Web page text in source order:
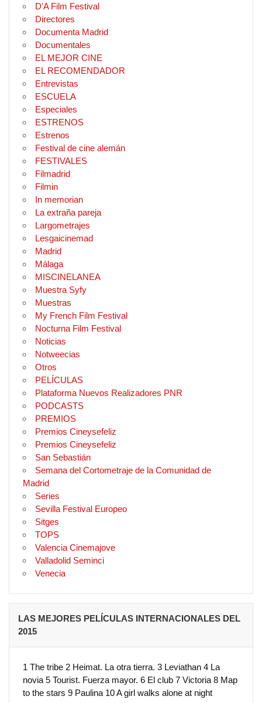
D'A Film Festival
Directores
Documenta Madrid
Documentales
EL MEJOR CINE
EL RECOMENDADOR
Entrevistas
ESCUELA
Especiales
ESTRENOS
Estrenos
Festival de cine alemán
FESTIVALES
Filmadrid
Filmin
In memorian
La extraña pareja
Largometrajes
Lesgaicinemad
Madrid
Málaga
MISCINELANEA
Muestra Syfy
Muestras
My French Film Festival
Nocturna Film Festival
Noticias
Notweecias
Otros
PELÍCULAS
Plataforma Nuevos Realizadores PNR
PODCASTS
PREMIOS
Premios Cineysefeliz
Premios Cineysefeliz
San Sebastián
Semana del Cortometraje de la Comunidad de
Madrid
Series
Sevilla Festival Europeo
Sitges
TOPS
Valencia Cinemajove
Valladolid Seminci
Venecia
LAS MEJORES PELÍCULAS INTERNACIONALES DEL
2015
1 The tribe 2 Heimat. La otra tierra. 3 Leviathan 4 La
novia 5 Tourist. Fuerza mayor. 6 El club 7 Victoria 8 Map
to the stars 9 Paulina 10 A girl walks alone at night